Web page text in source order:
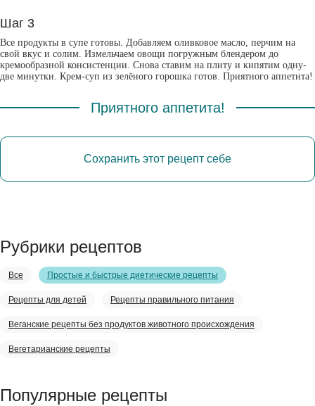
Шаг 3
Все продукты в супе готовы. Добавляем оливковое масло, перчим на
свой вкус и солим. Измельчаем овощи погружным блендером до
кремообразной консистенции. Снова ставим на плиту и кипятим одну-
две минутки. Крем-суп из зелёного горошка готов. Приятного аппетита!
Приятного аппетита!
Сохранить этот рецепт себе
Рубрики рецептов
Все Простые и быстрые диетические рецепты
Рецепты для детей Рецепты правильного питания
Веганские рецепты без продуктов животного происхождения
Вегетарианские рецепты
Популярные рецепты